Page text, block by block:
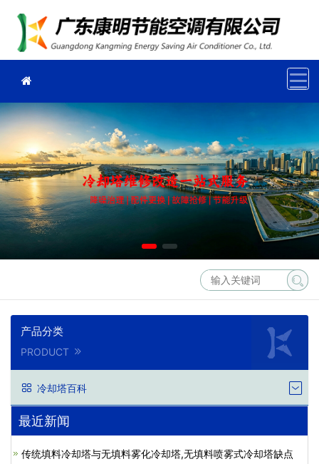
产品分类
PRODUCT
冷却塔百科
最近新闻
传统填料冷却塔与无填料雾化冷却塔,无填料喷雾式冷却塔缺点